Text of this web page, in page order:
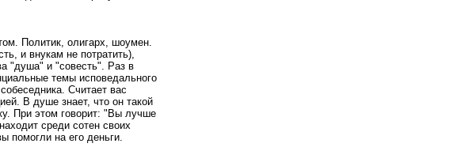
Политик, олигарх, шоумен.
и внукам не потратить),
"душа" и "совесть". Раз в
темы исповедального
Считает вас
В душе знает, что он такой
При этом говорит: "Вы лучше
среди сотен своих
помогли на его деньги.